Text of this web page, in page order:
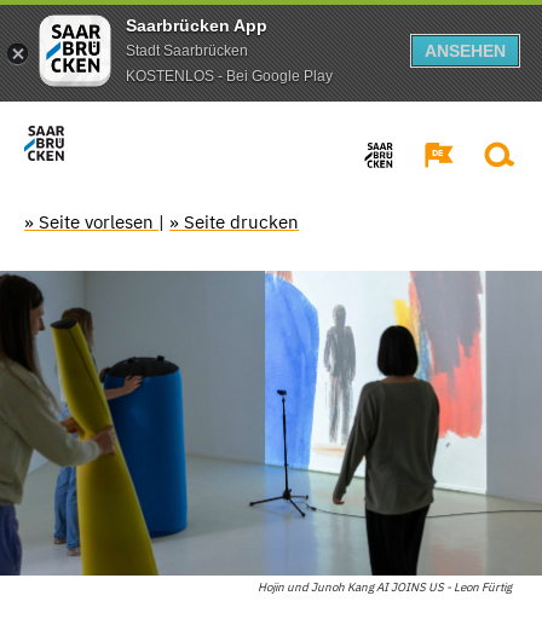
Saarbrücken App
Stadt Saarbrücken
KOSTENLOS - Bei Google Play
ANSEHEN
» Seite vorlesen | » Seite drucken
Hojin und Junoh Kang AI JOINS US - Leon Fürtig